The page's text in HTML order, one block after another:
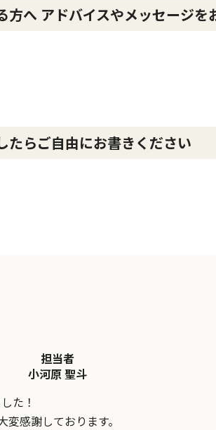
方へ アドバイスやメッセージを
たらご自由にお書きください
担当者
小河原 聖斗
た！
感謝しております。